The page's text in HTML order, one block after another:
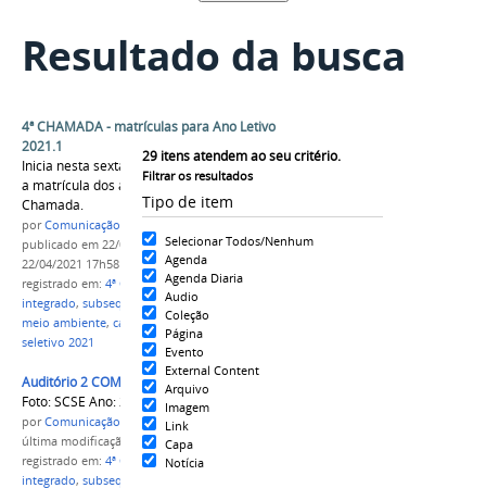
Resultado da busca
29 itens atendem ao seu critério.
Filtrar os resultados
Tipo de item
Selecionar Todos/Nenhum
Agenda
Agenda Diaria
Audio
Coleção
Página
Evento
External Content
Arquivo
Imagem
Link
Capa
Notícia
4ª CHAMADA - matrículas para Ano Letivo
2021.1
Inicia nesta sexta-feira, dia 23 de abril de 2021,
a matrícula dos alunos convocados na 4ª
Chamada.
porComunicação CPR
publicado em 22/04/2021—última modificaçãoem
22/04/2021 17h58
registrado em: 4ª CHAMADA,cursos técnicos
integrado, subsequente, administração
meio ambiente, campus Parintins
seletivo 2021
Auditório 2 COMPAC.jpg
Foto: SCSE Ano: 2019
porComunicação CPR
última modificação
em 22/04/2021 17h23
registrado em: 4ª CHAMADA,cursos técnicos
integrado, subsequente